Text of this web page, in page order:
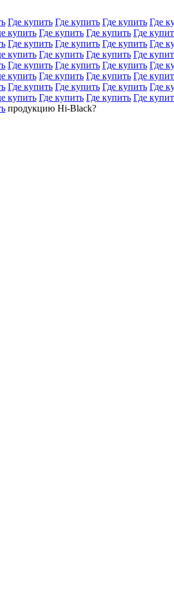
Где купить Где купить Где купить Где
купить Где купить Где купить Где
Где купить Где купить Где купить Где
купить Где купить Где купить Где
Где купить Где купить Где купить Где
купить Где купить Где купить Где
Где купить Где купить Где купить Где
купить Где купить Где купить Где
продукцию Hi-Black?